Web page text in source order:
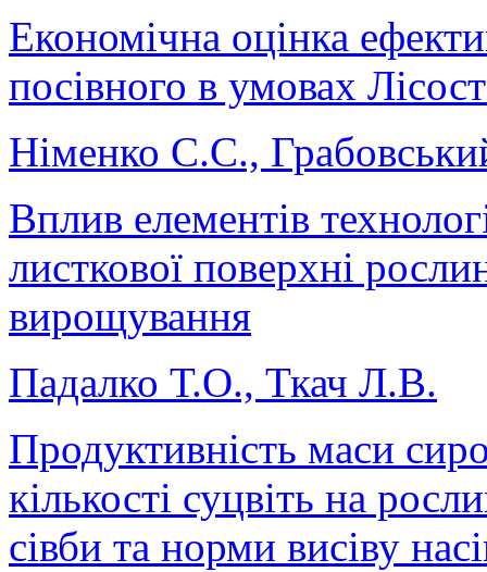
Економічна оцінка
посівного в умовах
Німенко С.С.,
Вплив елементів
листкової поверхні
вирощування
Падалко Т.О., Ткач Л.В.
Продуктивність маси
кількості суцвіть на
сівби та норми висіву